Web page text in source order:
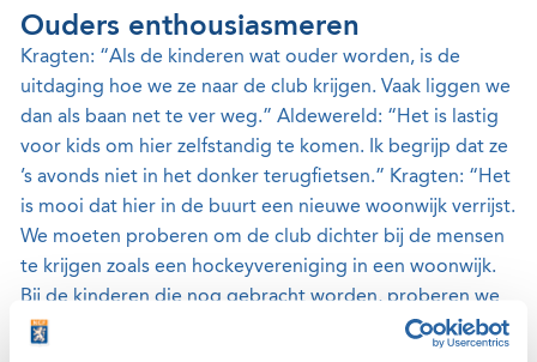
Ouders enthousiasmeren
Kragten: “Als de kinderen wat ouder worden, is de
uitdaging hoe we ze naar de club krijgen. Vaak liggen we
dan als baan net te ver weg.” Aldewereld: “Het is lastig
voor kids om hier zelfstandig te komen. Ik begrijp dat ze
’s avonds niet in het donker terugfietsen.” Kragten: “Het
is mooi dat hier in de buurt een nieuwe woonwijk verrijst.
We moeten proberen om de club dichter bij de mensen
te krijgen zoals een hockeyvereniging in een woonwijk.
Bij de kinderen die nog gebracht worden, proberen we
de ouders eveneens enthousiast te maken voor golf